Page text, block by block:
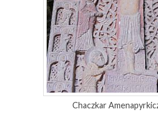
Chaczkar